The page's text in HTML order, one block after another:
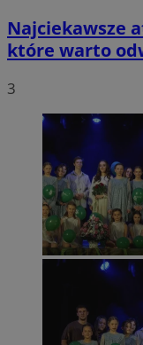
Najciekawsze
które warto
3